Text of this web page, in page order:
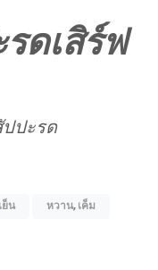
ดเสิร์ฟ
ปปะรด
ย็น หวาน, เค็ม